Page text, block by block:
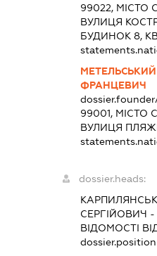
99022, МІСТО
ВУЛИЦЯ
БУДИНОК 8,
ФРАНЦЕВИЧ
99001, МІСТО
ВУЛИЦЯ
dossier.heads:
СЕРГІЙОВИЧ -
ВІДОМОСТІ